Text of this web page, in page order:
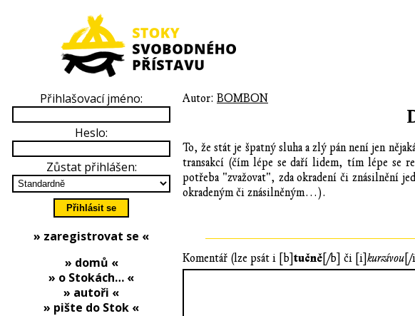
Autor: BOMBON
To, že stát je špatný sluha a zlý pán není jen
transakcí (čím lépe se daří lidem, tím lépe se
potřeba "zvažovat", zda okradení či znásilnění
okradeným či znásilněným…).
Komentář (lze psát i [b] tučně [/b] či [i] kurzívou
Přihlašovací jméno:
Heslo:
Zůstat přihlášen:
» zaregistrovat se «
» domů «
» o Stokách… «
» autoři «
» pište do Stok «